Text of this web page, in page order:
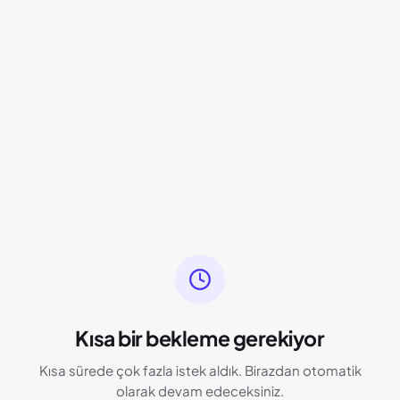
Kısa bir bekleme gerekiyor
Kısa sürede çok fazla istek aldık. Birazdan otomatik
olarak devam edeceksiniz.